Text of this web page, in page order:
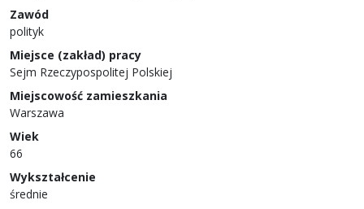
Zawód
polityk
Miejsce (zakład) pracy
Sejm Rzeczypospolitej Polskiej
Miejscowość zamieszkania
Warszawa
Wiek
66
Wykształcenie
średnie